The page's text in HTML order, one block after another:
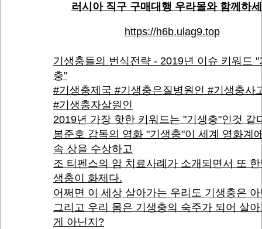
러시아 직구 구매대행 우라몰와 함께하
https://h6b.ulag9.top
기생충들의 번식전략 - 2019년 이슈 키워드 "
충"
#기생충제국 #기생충은질병원인 #기생충사
#기생충자살원인
2019년 가장 핫한 키워드는 "기생충"인것 같
봉준호 감독의 영화 "기생충"이 세계 영화계
속 상을 수상하고
조 티펜스의 암 치료사례가 소개되면서 또
생충이 화제다.
어쩌면 이 세상 살아가는 우리도 기생충은
그리고 우리 몸은 기생충의 숙주가 되어 살
게 아닌지?